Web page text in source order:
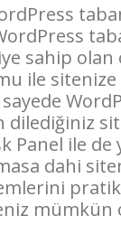
sahip olan
ile sitenize
dilediğiniz
Panel ile
dahi
mümkün